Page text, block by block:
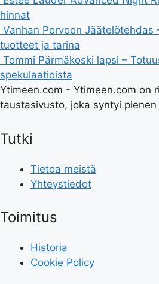
hinnat
Vanhan Porvoon Jäätelötehdas
tuotteet ja tarina
Tommi Pärmäkoski lapsi –
spekulaatioista
Ytimeen.com - Ytimeen.com on
taustasivusto, joka syntyi
Tutki
Tietoa meistä
Yhteystiedot
Toimitus
Historia
Cookie Policy